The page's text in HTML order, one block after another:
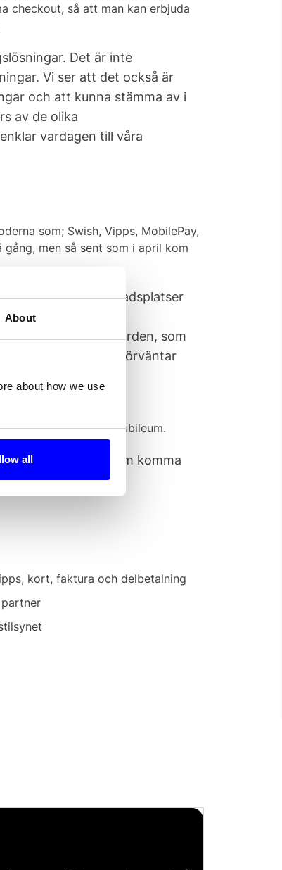
About
about how we use
all
checkout, så att man kan erbjuda
Det är inte
Vi ser att det också är
och att kunna stämma av i
av de olika
vardagen till våra
som; Swish, Vipps, MobilePay,
men så sent som i april kom
tiden nya marknadsplatser
kundresor för
laddstationer i Norden, som
Konsumenterna förväntar
ska det firas 5-årsjubileum.
det mycket gott som komma
kort, faktura och delbetalning